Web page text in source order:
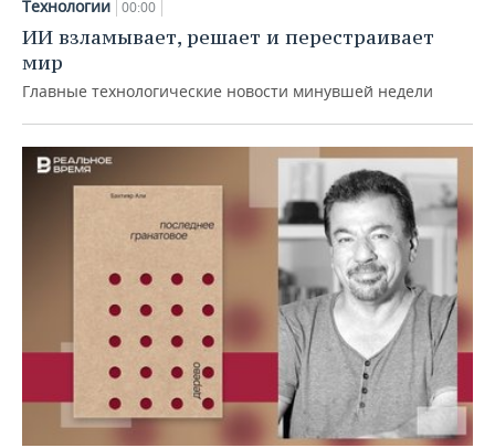
Технологии 00:00
ИИ взламывает, решает и перестраивает
мир
Главные технологические новости минувшей недели